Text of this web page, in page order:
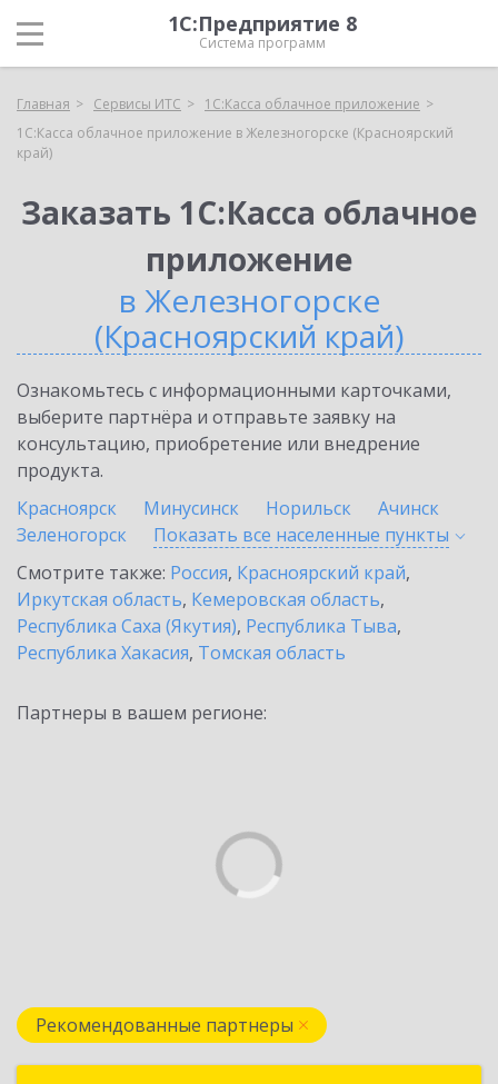
1С:Предприятие 8
Система программ
Главная Сервисы ИТС
1С:Касса облачное приложение
1С:Касса облачное приложение в Железногорске (Красноярский
край)
Заказать 1С:Касса облачное
приложение
в Железногорске
(Красноярский край)
Ознакомьтесь с информационными карточками,
выберите партнёра и отправьте заявку на
консультацию, приобретение или внедрение
продукта.
Красноярск
Минусинск Норильск
Ачинск
Зеленогорск
Показать все населенные пункты
Смотрите также: Россия, Красноярский край,
Иркутская область, Кемеровская область,
Республика Саха (Якутия), Республика Тыва,
Республика Хакасия, Томская область
Партнеры в вашем регионе:
Рекомендованные партнеры